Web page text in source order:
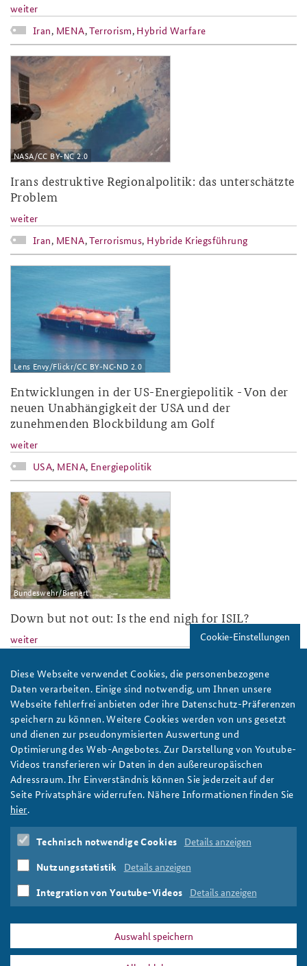
weiter
Iran, MENA,Terrorism, Hybrid Warfare
2018-27.jpg
NASA/CC BY-NC 2.0
Irans destruktive Regionalpolitik: das unterschätzte
Problem
weiter
Iran, MENA,Terrorismus, Hybride Kriegsführung
2018-24.jpg
Lens Envy/Flickr/CC BY-NC-ND 2.0
Entwicklungen in der US-Energiepolitik - Von der
neuen Unabhängigkeit der USA und der
zunehmenden Blockbildung am Golf
weiter
USA, MENA, Energiepolitik
Bundeswehr/Bienert
Down but not out: Is the end nigh for ISIL?
weiter
Bundeswehr/Bienert
Totgesagte leben länger: Steht der IS vor dem Ende?
weiter
Pages
1 2 3 4 next › last »
Cookie-Einstellungen
Diese Webseite verwendet Cookies, die personenbezogene
Daten verarbeiten. Einige sind notwendig, um Ihnen unsere
Webseite fehlerfrei anbieten oder ihre Datenschutz-Präferenzen
speichern zu können. Weitere Cookies werden von uns gesetzt
und dienen zur pseudonymisierten Auswertung und
Optimierung des Web-Angebotes. Zur Darstellung von Youtube-
Videos transferieren wir Daten in den außereuropäischen
Adressraum. Ihr Einverständnis können Sie jederzeit auf der
Seite Privatsphäre widerrufen. Nähere Informationen finden Sie
hier.
Technisch notwendige Cookies Details anzeigen
Nutzungsstatistik Details anzeigen
Integration von Youtube-Videos Details anzeigen
Auswahl speichern